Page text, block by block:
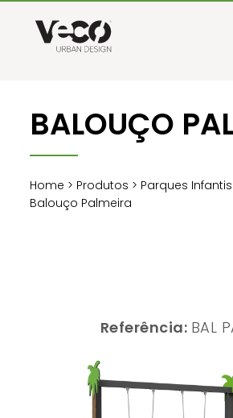
BALOUÇO
Home > Produtos > Parques Infantis
Balouço Palmeira
Referência: BAL